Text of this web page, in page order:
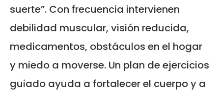
suerte”. Con frecuencia intervienen
debilidad muscular, visión reducida,
medicamentos, obstáculos en el hogar
y miedo a moverse. Un plan de ejercicios
guiado ayuda a fortalecer el cuerpo y a